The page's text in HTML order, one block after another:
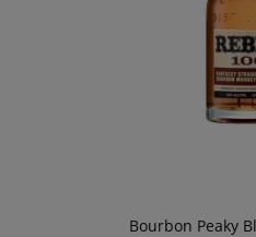
Bourbon Peaky